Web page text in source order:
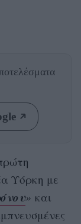
Υόρκη με
» και